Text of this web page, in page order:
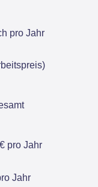
pro Jahr
pro Jahr
Jahr